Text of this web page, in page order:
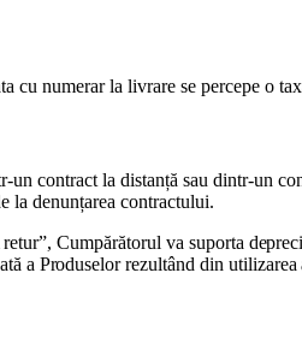
cu numerar la livrare se percepe o
contract la distanță sau dintr-un
la denunțarea contractului.
Cumpărătorul va suporta
a Produselor rezultând din utilizarea